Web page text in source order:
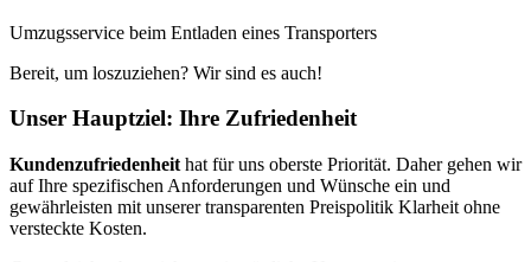
Umzugsservice beim Entladen eines Transporters
Bereit, um loszuziehen? Wir sind es auch!
Unser Hauptziel: Ihre Zufriedenheit
Kundenzufriedenheit hat für uns oberste Priorität. Daher gehen wir
auf Ihre spezifischen Anforderungen und Wünsche ein und
gewährleisten mit unserer transparenten Preispolitik Klarheit ohne
versteckte Kosten.